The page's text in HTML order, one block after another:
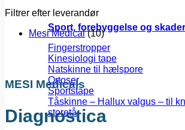
Sport, forebyggelse og skader
Fingerstropper
Kinesiologi tape
Natskinne til hælspore
Ortoser
Sportstape
Tåskinne – Hallux valgus – til
storetå
Filtrer efter leverandør
Mesi Medical (10)
MESI Medicals
Diagnostica